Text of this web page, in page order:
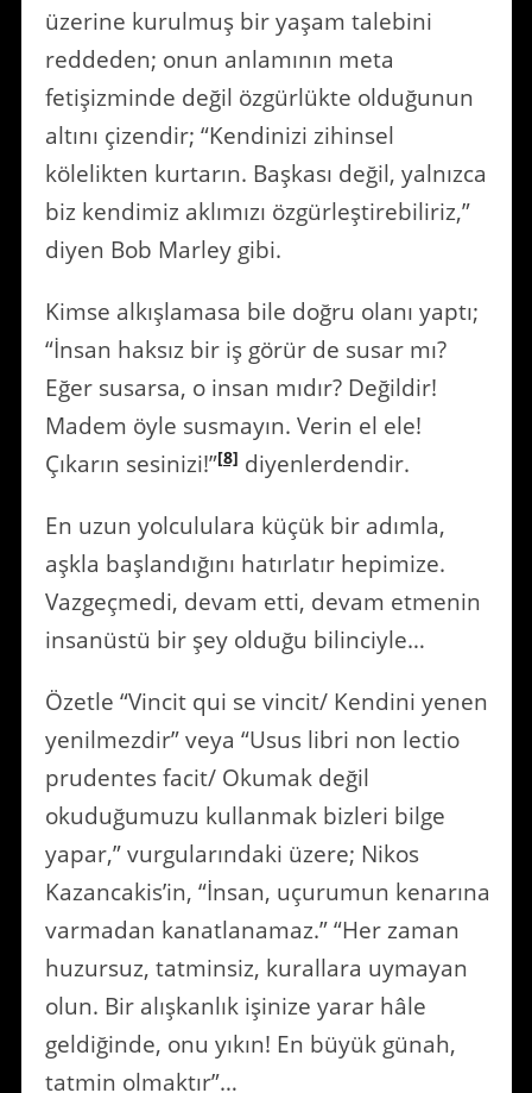
üzerine kurulmuş bir yaşam talebini
reddeden; onun anlamının meta
fetişizminde değil özgürlükte olduğunun
altını çizendir; “Kendinizi zihinsel
kölelikten kurtarın. Başkası değil, yalnızca
biz kendimiz aklımızı özgürleştirebiliriz,”
diyen Bob Marley gibi.
Kimse alkışlamasa bile doğru olanı yaptı;
“İnsan haksız bir iş görür de susar mı?
Eğer susarsa, o insan mıdır? Değildir!
Madem öyle susmayın. Verin el ele!
Çıkarın sesinizi!”[8] diyenlerdendir.
En uzun yolcululara küçük bir adımla,
aşkla başlandığını hatırlatır hepimize.
Vazgeçmedi, devam etti, devam etmenin
insanüstü bir şey olduğu bilinciyle…
Özetle “Vincit qui se vincit/ Kendini yenen
yenilmezdir” veya “Usus libri non lectio
prudentes facit/ Okumak değil
okuduğumuzu kullanmak bizleri bilge
yapar,” vurgularındaki üzere; Nikos
Kazancakis’in, “İnsan, uçurumun kenarına
varmadan kanatlanamaz.” “Her zaman
huzursuz, tatminsiz, kurallara uymayan
olun. Bir alışkanlık işinize yarar hâle
geldiğinde, onu yıkın! En büyük günah,
tatmin olmaktır”…